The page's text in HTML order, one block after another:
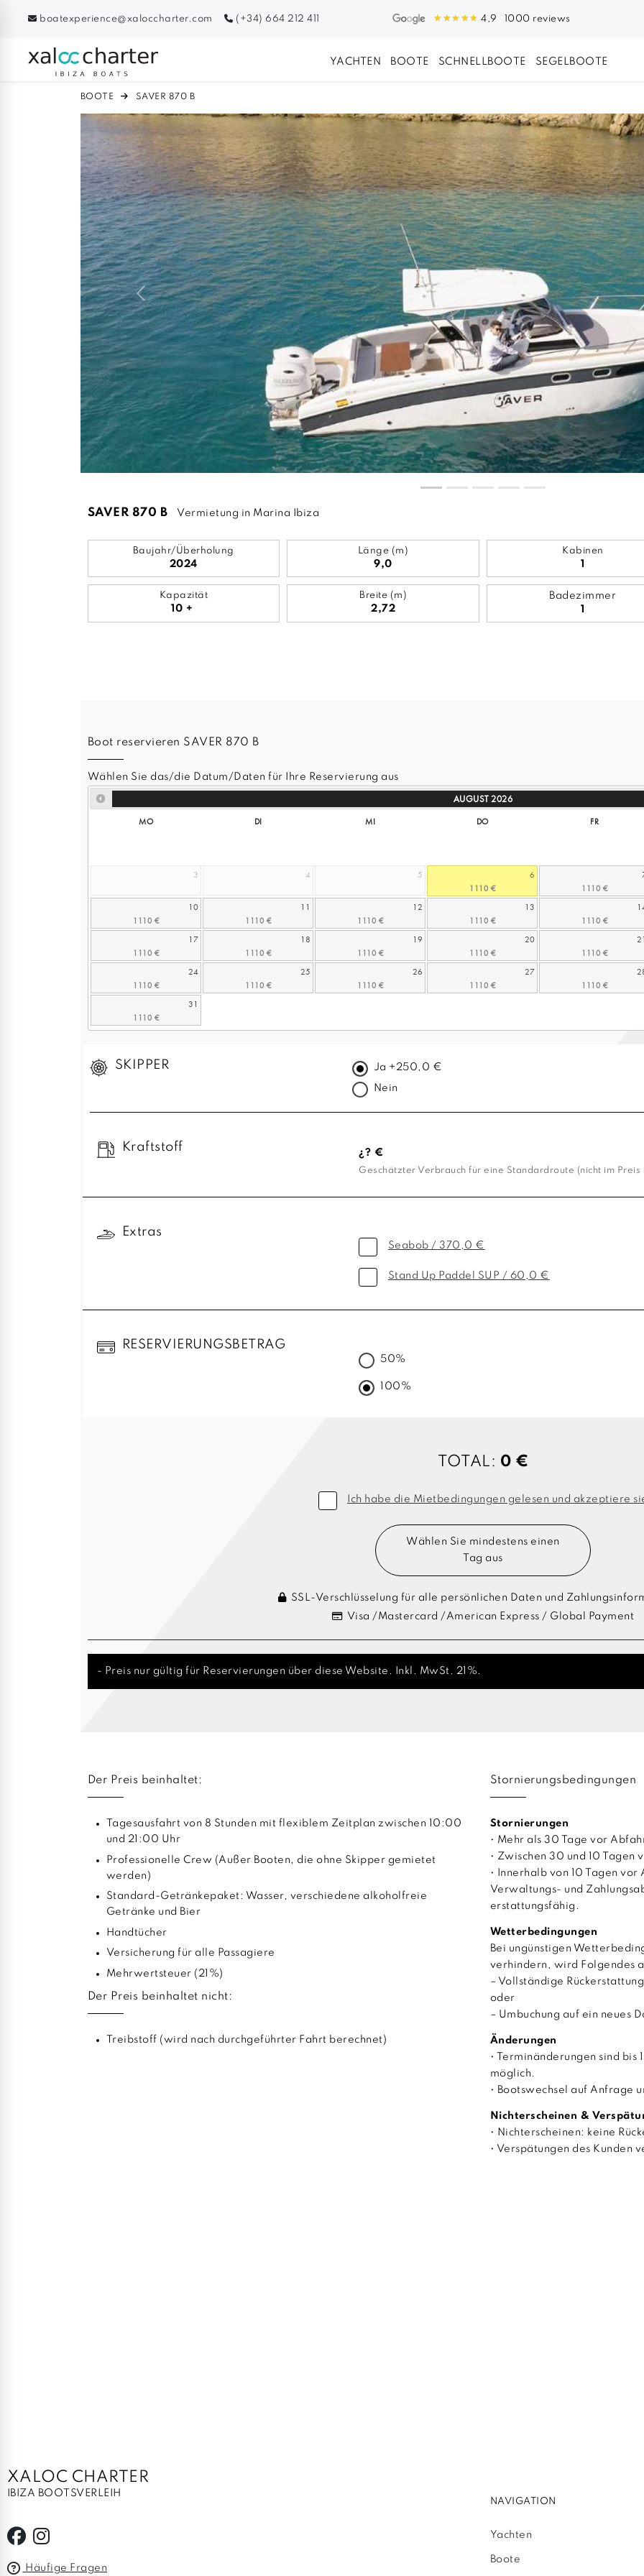
boatexperience@xaloccharter.com (+34) 664 212 411 4,9 1000 reviews
YACHTEN BOOTE SCHNELLBOOTE SEGELBOOTE
BOOTE SAVER 870 B
Previous
SAVER 870 B Vermietung in Marina Ibiza
Baujahr/Überholung
2024
Länge (m)
9,0
Kabinen
1
Kapazität
10 +
Breite (m)
2,72
Badezimmer
1
Boot reservieren SAVER 870 B
Wählen Sie das/die Datum/Daten für Ihre Reservierung aus
AUGUST 2026
MO DI MI DO FR
3 4 5 6
10 11 12 13
17 18 19 20 21
24 25 26 27
31
SKIPPER Ja +250,0 €
Nein
Kraftstoff ¿? €
Geschätzter Verbrauch für eine Standardroute (nicht im
Extras
Seabob / 370,0 €
Stand Up Paddel SUP / 60,0 €
RESERVIERUNGSBETRAG
50%
100%
TOTAL: 0 €
Ich habe die Mietbedingungen gelesen und akzeptiere
Wählen Sie mindestens einen
Tag aus
SSL-Verschlüsselung für alle persönlichen Daten und
Visa /Mastercard /American Express / Global Payment
- Preis nur gültig für Reservierungen über diese Website. Inkl. MwSt. 21%.
Der Preis beinhaltet:
Tagesausfahrt von 8 Stunden mit flexiblem Zeitplan zwischen 10:00
und 21:00 Uhr
Professionelle Crew (Außer Booten, die ohne Skipper gemietet
werden)
Standard-Getränkepaket: Wasser, verschiedene alkoholfreie
Getränke und Bier
Handtücher
Versicherung für alle Passagiere
Mehrwertsteuer (21%)
Der Preis beinhaltet nicht:
Treibstoff (wird nach durchgeführter Fahrt berechnet)
Stornierungsbedingungen
Stornierungen
• Mehr als 30 Tage vor
• Zwischen 30 und 10
• Innerhalb von 10 Tagen
Verwaltungs- und
erstattungsfähig.
Wetterbedingungen
Bei ungünstigen
verhindern, wird Folgendes
– Vollständige
oder
– Umbuchung auf ein neues
Änderungen
• Terminänderungen sind
möglich.
• Bootswechsel auf Anfrage
Nichterscheinen &
• Nichterscheinen: keine
• Verspätungen des Kunden
XALOC CHARTER
IBIZA BOOTSVERLEIH
Häufige Fragen
NAVIGATION
Yachten
Boote